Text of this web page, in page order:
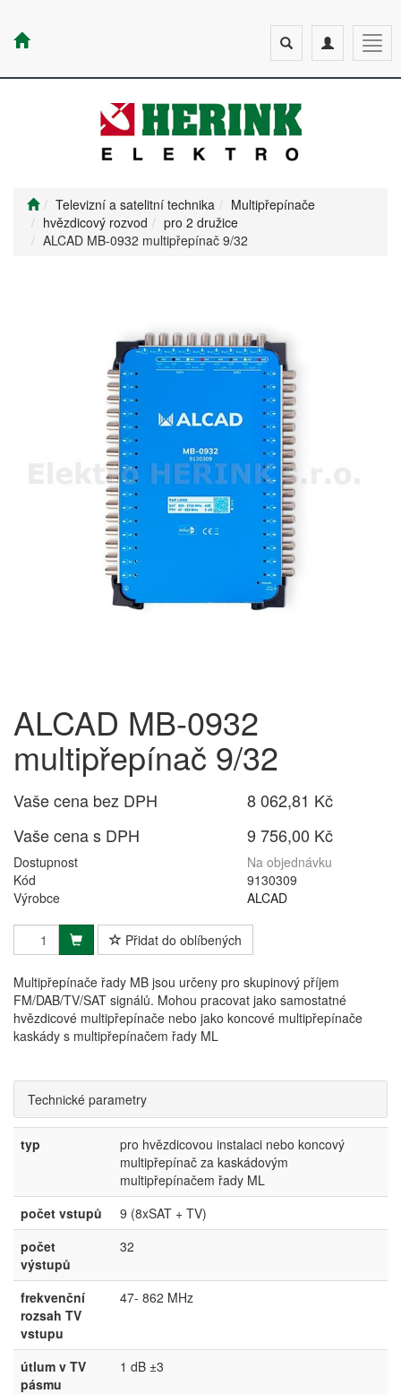
Toggle
navigation
Toggle
search
Televizní a satelitní technika
Multipřepínače
hvězdicový rozvod
pro 2 družice
ALCAD MB-0932 multipřepínač 9/32
ALCAD MB-0932
multipřepínač 9/32
Vaše cena bez DPH
8 062,81 Kč
Vaše cena s DPH
9 756,00 Kč
Dostupnost
Na objednávku
Kód
9130309
Výrobce
ALCAD
Přidat do oblíbených
Multipřepínače řady MB jsou určeny pro skupinový příjem
FM/DAB/TV/SAT signálů. Mohou pracovat jako samostatné
hvězdicové multipřepínače nebo jako koncové multipřepínače
kaskády s multipřepínačem řady ML
Technické parametry
typ
pro hvězdicovou instalaci nebo koncový
multipřepínač za kaskádovým
multipřepínačem řady ML
počet vstupů
9 (8xSAT + TV)
počet
výstupů
32
frekvenční
rozsah TV
vstupu
47- 862 MHz
útlum v TV
pásmu
1 dB ±3